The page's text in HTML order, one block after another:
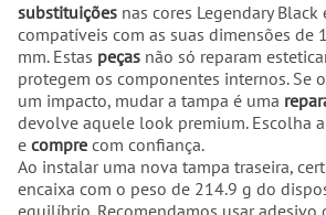
substituições nas cores Legendary
compatíveis com as suas dimensões de
mm. Estas peças não só reparam
protegem os componentes internos. Se
um impacto, mudar a tampa é uma
devolve aquele look premium. Escolha
e compre com confiança.
Ao instalar uma nova tampa traseira,
encaixa com o peso de 214.9 g do